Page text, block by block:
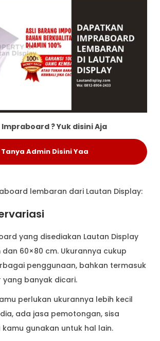
Impraboard ? Yuk disini Aja
Tanya Admin Disini Yaa
lembaran dari Lautan Display:
yang disediakan Lautan Display
60×80 cm. Ukurannya cukup
penggunaan, bahkan termasuk
banyak dicari.
perlukan ukurannya lebih kecil
ada jasa pemotongan, sisa
gunakan untuk hal lain.